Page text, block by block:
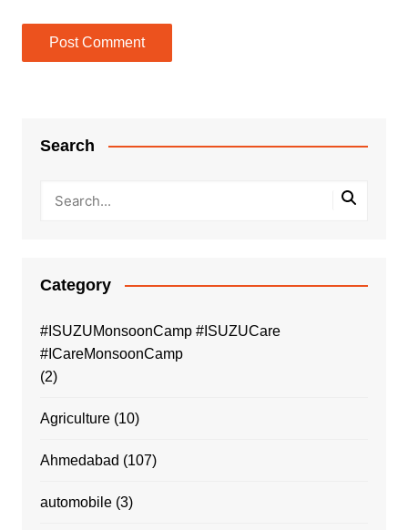
Search
Category
#ISUZUMonsoonCamp #ISUZUCare
#ICareMonsoonCamp
(2)
Agriculture(10)
Ahmedabad (107)
automobile(3)